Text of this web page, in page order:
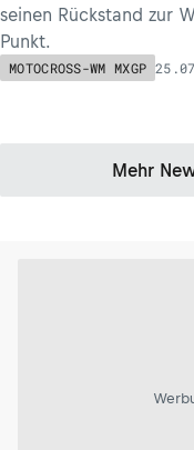
seinen Rückstand zur
Punkt.
MOTOCROSS-WM MXGP
Mehr